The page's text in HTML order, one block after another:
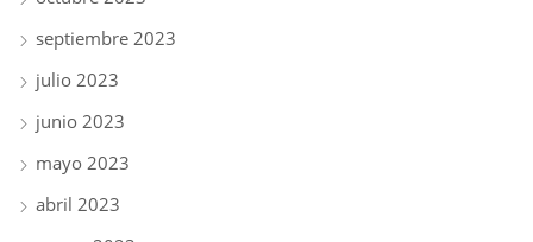
septiembre 2023
julio 2023
junio 2023
mayo 2023
abril 2023